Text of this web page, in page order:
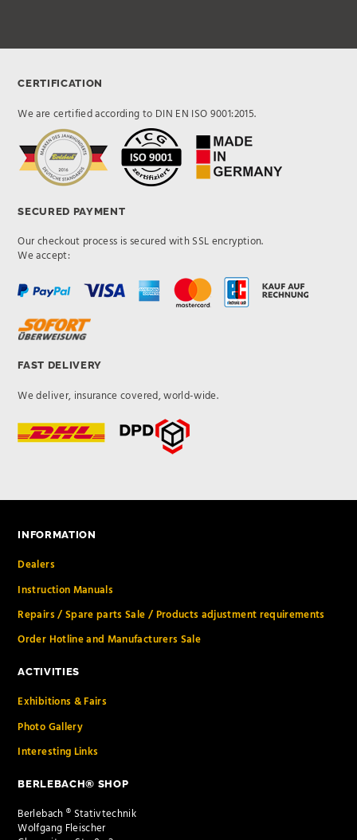
CERTIFICATION
We are certified according to DIN EN ISO 9001:2015.
SECURED PAYMENT
Our checkout process is secured with SSL encryption.
We accept:
FAST DELIVERY
We deliver, insurance covered, world-wide.
INFORMATION
Dealers
Instruction Manuals
Repairs / Spare parts Sale / Products adjustment requirements
Order Hotline and Manufacturers Sale
ACTIVITIES
Exhibitions & Fairs
Photo Gallery
Interesting Links
BERLEBACH® SHOP
Berlebach ® Stativtechnik
Wolfgang Fleischer